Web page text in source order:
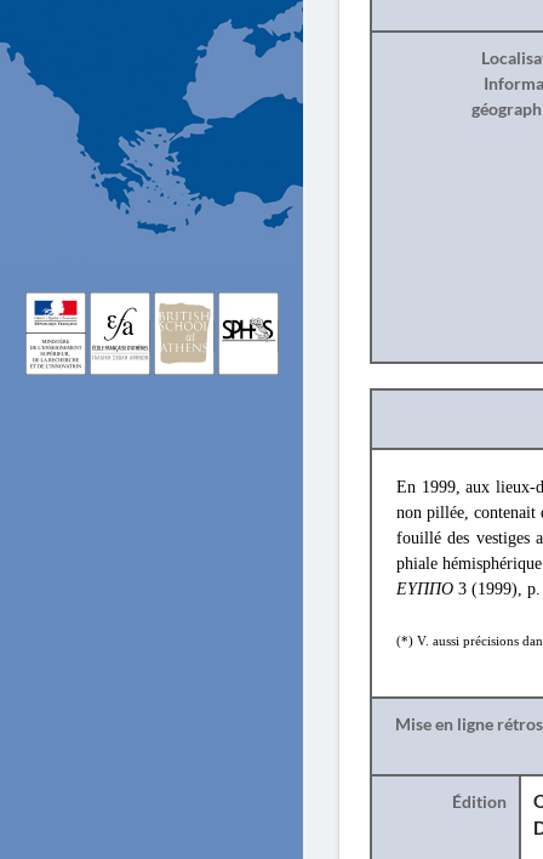
En 1999, aux lieux-
non pillée, contenait
fouillé des vestiges
phiale
ΕΥΠΠΟ 3 (1999),
(*) V. aussi précisions
Mise en ligne
Édition